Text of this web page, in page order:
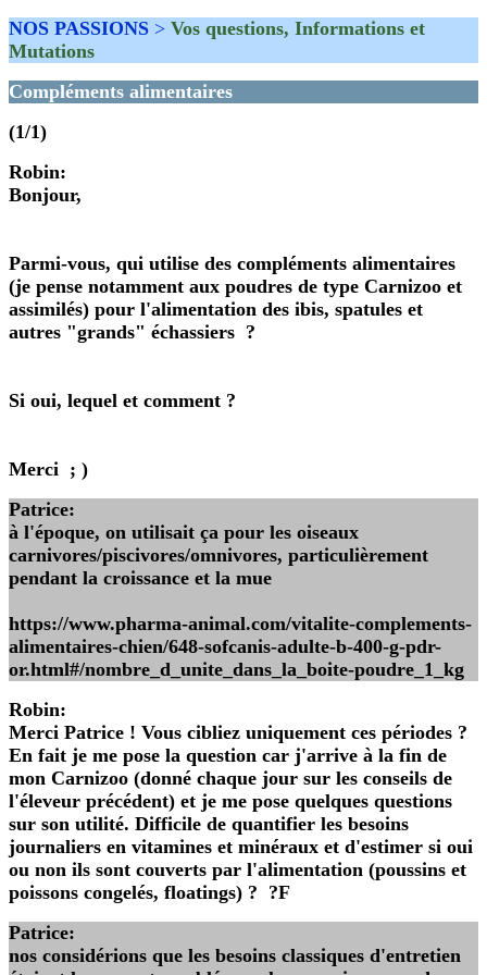
NOS PASSIONS > Vos questions, Informations et
Mutations
Compléments alimentaires
(1/1)
Robin:
Bonjour,
Parmi-vous, qui utilise des compléments alimentaires
(je pense notamment aux poudres de type Carnizoo et
assimilés) pour l'alimentation des ibis, spatules et
autres "grands" échassiers ?
Si oui, lequel et comment ?
Merci ; )
Patrice:
à l'époque, on utilisait ça pour les oiseaux
carnivores/piscivores/omnivores, particulièrement
pendant la croissance et la mue
https://www.pharma-animal.com/vitalite-complements-
alimentaires-chien/648-sofcanis-adulte-b-400-g-pdr-
or.html#/nombre_d_unite_dans_la_boite-poudre_1_kg
Robin:
Merci Patrice ! Vous cibliez uniquement ces périodes ?
En fait je me pose la question car j'arrive à la fin de
mon Carnizoo (donné chaque jour sur les conseils de
l'éleveur précédent) et je me pose quelques questions
sur son utilité. Difficile de quantifier les besoins
journaliers en vitamines et minéraux et d'estimer si oui
ou non ils sont couverts par l'alimentation (poussins et
poissons congelés, floatings) ? ?F
Patrice:
nos considérions que les besoins classiques d'entretien